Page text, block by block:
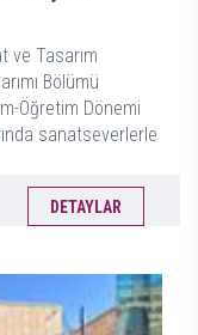
ve Tasarım
Bölümü
Öğretim Dönemi
sanatseverlerle
DETAYLAR